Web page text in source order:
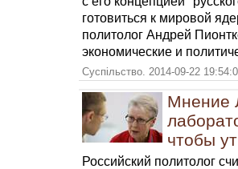
готовиться к мировой
политолог Андрей
экономические и
Суспільство. 2014-09-22
Мнение
чтобы
Российский политолог